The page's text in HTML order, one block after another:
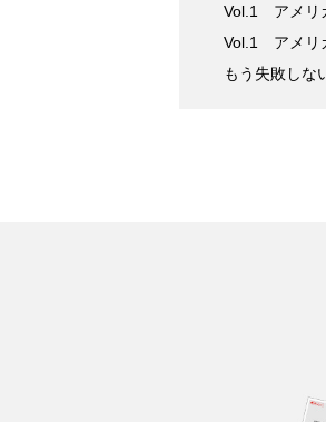
Vol.1 アメリ
Vol.1 アメリ
もう失敗しな